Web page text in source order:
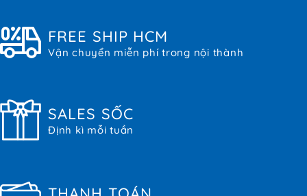
FREE SHIP HCM
Vận chuyển miễn phí trong nội thành
SALES SỐC
Định kì mỗi tuần